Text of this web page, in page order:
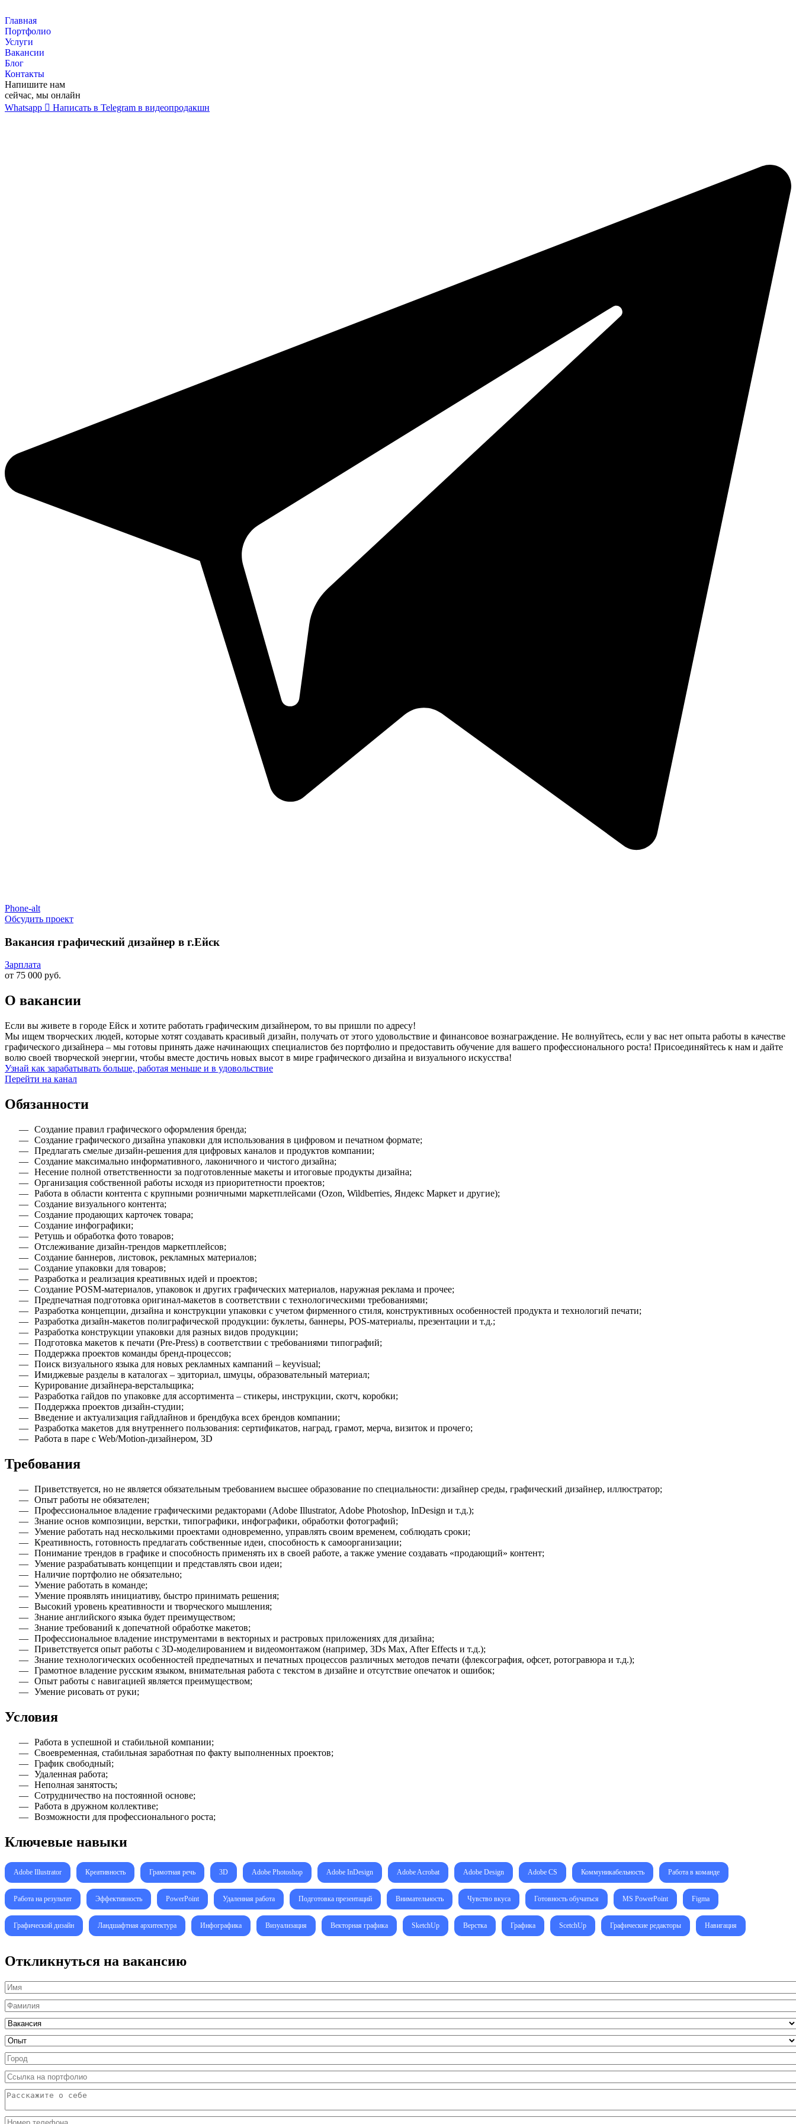
к
контенту
Главная
Портфолио
Услуги
Вакансии
Блог
Контакты
Напишите нам
сейчас, мы онлайн
Whatsapp
Написать в Telegram в видеопродакшн
Phone-alt
Обсудить проект
Вакансия графический дизайнер в г.Ейск
Зарплата
от 75 000 руб.
О вакансии
Если вы живете в городе Ейск и хотите работать графическим дизайнером, то вы пришли по адресу!
Мы ищем творческих людей, которые хотят создавать красивый дизайн, получать от этого удовольствие и финансовое вознаграждение. Не волнуйтесь, если у вас нет опыта работы в качестве
графического дизайнера – мы готовы принять даже начинающих специалистов без портфолио и предоставить обучение для вашего профессионального роста! Присоединяйтесь к нам и дайте
волю своей творческой энергии, чтобы вместе достичь новых высот в мире графического дизайна и визуального искусства!
Узнай как зарабатывать больше, работая меньше и в удовольствие
Перейти на канал
Обязанности
Создание правил графического оформления бренда;
Создание графического дизайна упаковки для использования в цифровом и печатном формате;
Предлагать смелые дизайн-решения для цифровых каналов и продуктов компании;
Создание максимально информативного, лаконичного и чистого дизайна;
Несение полной ответственности за подготовленные макеты и итоговые продукты дизайна;
Организация собственной работы исходя из приоритетности проектов;
Работа в области контента с крупными розничными маркетплейсами (Ozon, Wildberries, Яндекс Маркет и другие);
Создание визуального контента;
Создание продающих карточек товара;
Создание инфографики;
Ретушь и обработка фото товаров;
Отслеживание дизайн-трендов маркетплейсов;
Создание баннеров, листовок, рекламных материалов;
Создание упаковки для товаров;
Разработка и реализация креативных идей и проектов;
Создание POSM-материалов, упаковок и других графических материалов, наружная реклама и прочее;
Предпечатная подготовка оригинал-макетов в соответствии с технологическими требованиями;
Разработка концепции, дизайна и конструкции упаковки с учетом фирменного стиля, конструктивных особенностей продукта и технологий печати;
Разработка дизайн-макетов полиграфической продукции: буклеты, баннеры, POS-материалы, презентации и т.д.;
Разработка конструкции упаковки для разных видов продукции;
Подготовка макетов к печати (Pre-Press) в соответствии с требованиями типографий;
Поддержка проектов команды бренд-процессов;
Поиск визуального языка для новых рекламных кампаний – keyvisual;
Имиджевые разделы в каталогах – эдиториал, шмуцы, образовательный материал;
Курирование дизайнера-верстальщика;
Разработка гайдов по упаковке для ассортимента – стикеры, инструкции, скотч, коробки;
Поддержка проектов дизайн-студии;
Введение и актуализация гайдлайнов и брендбука всех брендов компании;
Разработка макетов для внутреннего пользования: сертификатов, наград, грамот, мерча, визиток и прочего;
Работа в паре с Web/Motion-дизайнером, 3D
Требования
Приветствуется, но не является обязательным требованием высшее образование по специальности: дизайнер среды, графический дизайнер, иллюстратор;
Опыт работы не обязателен;
Профессиональное владение графическими редакторами (Adobe Illustrator, Adobe Photoshop, InDesign и т.д.);
Знание основ композиции, верстки, типографики, инфографики, обработки фотографий;
Умение работать над несколькими проектами одновременно, управлять своим временем, соблюдать сроки;
Креативность, готовность предлагать собственные идеи, способность к самоорганизации;
Понимание трендов в графике и способность применять их в своей работе, а также умение создавать «продающий» контент;
Умение разрабатывать концепции и представлять свои идеи;
Наличие портфолио не обязательно;
Умение работать в команде;
Умение проявлять инициативу, быстро принимать решения;
Высокий уровень креативности и творческого мышления;
Знание английского языка будет преимуществом;
Знание требований к допечатной обработке макетов;
Профессиональное владение инструментами в векторных и растровых приложениях для дизайна;
Приветствуется опыт работы с 3D-моделированием и видеомонтажом (например, 3Ds Max, After Effects и т.д.);
Знание технологических особенностей предпечатных и печатных процессов различных методов печати (флексография, офсет, ротогравюра и т.д.);
Грамотное владение русским языком, внимательная работа с текстом в дизайне и отсутствие опечаток и ошибок;
Опыт работы с навигацией является преимуществом;
Умение рисовать от руки;
Условия
Работа в успешной и стабильной компании;
Своевременная, стабильная заработная по факту выполненных проектов;
График свободный;
Удаленная работа;
Неполная занятость;
Сотрудничество на постоянной основе;
Работа в дружном коллективе;
Возможности для профессионального роста;
Ключевые навыки
Adobe Illustrator Креативность Грамотная речь 3D Adobe Photoshop Adobe InDesign Adobe Acrobat Adobe Design Adobe CS Коммуникабельность Работа в команде
Работа на результат Эффективность PowerPoint Удаленная работа Подготовка презентаций Внимательность Чувство вкуса Готовность обучаться MS PowerPoint Figma
Графический дизайн Ландшафтная архитектура Инфографика Визуализация Векторная графика SketchUp Верстка Графика ScetchUp Графические редакторы Навигация
Откликнуться на вакансию